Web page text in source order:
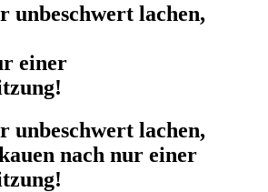
unbeschwert lachen,
einer
unbeschwert lachen,
nach nur einer